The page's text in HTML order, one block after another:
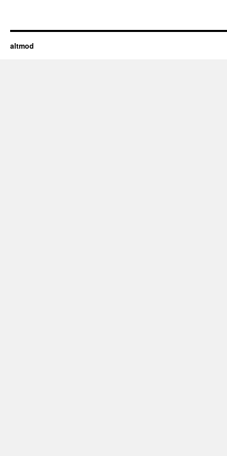
altmod